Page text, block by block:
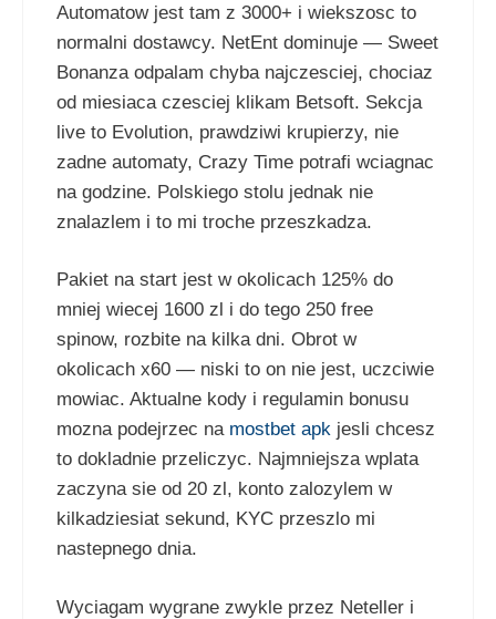
Automatow jest tam z 3000+ i wiekszosc to
normalni dostawcy. NetEnt dominuje — Sweet
Bonanza odpalam chyba najczesciej, chociaz
od miesiaca czesciej klikam Betsoft. Sekcja
live to Evolution, prawdziwi krupierzy, nie
zadne automaty, Crazy Time potrafi wciagnac
na godzine. Polskiego stolu jednak nie
znalazlem i to mi troche przeszkadza.
Pakiet na start jest w okolicach 125% do
mniej wiecej 1600 zl i do tego 250 free
spinow, rozbite na kilka dni. Obrot w
okolicach x60 — niski to on nie jest, uczciwie
mowiac. Aktualne kody i regulamin bonusu
mozna podejrzec na mostbet apk jesli chcesz
to dokladnie przeliczyc. Najmniejsza wplata
zaczyna sie od 20 zl, konto zalozylem w
kilkadziesiat sekund, KYC przeszlo mi
nastepnego dnia.
Wyciagam wygrane zwykle przez Neteller i